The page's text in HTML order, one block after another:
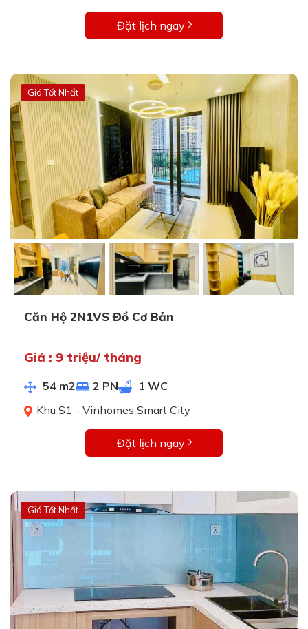
Đặt lịch ngay
Giá Tốt Nhất
Căn Hộ 2N1VS Đồ Cơ Bản
Giá : 9 triệu/ tháng
54 m2 2 PN
1 WC
Khu S1 - Vinhomes Smart City
Đặt lịch ngay
Giá Tốt Nhất